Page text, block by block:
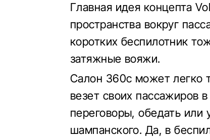
Главная идея концепта
пространства вокруг
коротких беспилотник
затяжные вояжи.
Салон 360c может легко
везет своих пассажиров
переговоры, обедать или
шампанского. Да, в